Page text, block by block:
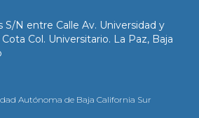
S/N entre Calle Av. Universidad y
Col. Universitario. La Paz, Baja
Autónoma de Baja California Sur